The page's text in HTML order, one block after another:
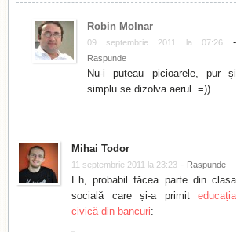
Robin Molnar
09 septembrie 2011 la 07:26-
Raspunde
Nu-i puțeau picioarele, pur și
simplu se dizolva aerul. =))
Mihai Todor
11 septembrie 2011 la 23:23 - Raspunde
Eh, probabil făcea parte din clasa
socială care și-a primit educația
civică din bancuri: